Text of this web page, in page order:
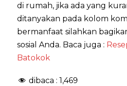
di rumah, jika ada yang
ditanyakan pada kolom
bermanfaat silahkan
sosial Anda. Baca juga :
Batokok
dibaca : 1,469